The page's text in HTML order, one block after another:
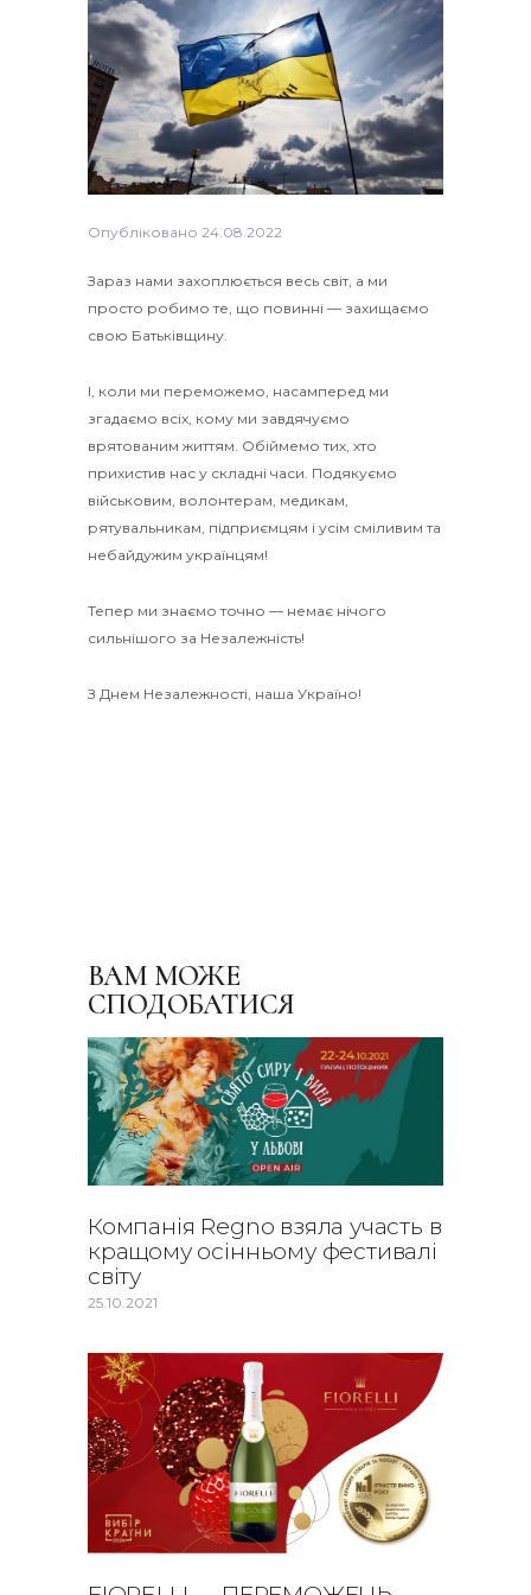
Опубліковано 24.08.2022
Зараз нами захоплюється весь світ, а ми
просто робимо те, що повинні — захищаємо
свою Батьківщину.
І, коли ми переможемо, насамперед ми
згадаємо всіх, кому ми завдячуємо
врятованим життям. Обіймемо тих, хто
прихистив нас у складні часи. Подякуємо
військовим, волонтерам, медикам,
рятувальникам, підприємцям і усім сміливим та
небайдужим українцям!
Тепер ми знаємо точно — немає нічого
сильнішого за Незалежність!
З Днем Незалежності, наша Україно!
ВАМ МОЖЕ
СПОДОБАТИСЯ
Компанія Regno взяла участь в
кращому осінньому фестивалі
світу
25.10.2021